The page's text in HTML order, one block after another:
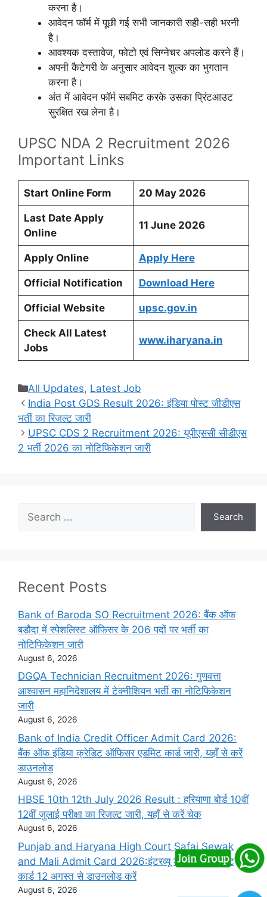
करना है।
आवेदन फॉर्म में पूछी गई सभी जानकारी सही-सही भरनी
है।
आवश्यक दस्तावेज, फोटो एवं सिग्नेचर अपलोड करने हैं।
अपनी कैटेगरी के अनुसार आवेदन शुल्क का भुगतान
करना है।
अंत में आवेदन फॉर्म सबमिट करके उसका प्रिंटआउट
सुरक्षित रख लेना है।
UPSC NDA 2 Recruitment 2026
Important Links
Start Online Form 20 May 2026
Last Date Apply
Online
11 June 2026
Apply Online Apply Here
Official Notification Download Here
Official Website upsc.gov.in
Check All Latest
Jobs
www.iharyana.in
Categories
All Updates, Latest Job
India Post GDS Result 2026: इंडिया पोस्ट जीडीएस
भर्ती का रिजल्ट जारी
UPSC CDS 2 Recruitment 2026: यूपीएससी सीडीएस
2 भर्ती 2026 का नोटिफिकेशन जारी
Search
Recent Posts
Bank of Baroda SO Recruitment 2026: बैंक ऑफ
बड़ौदा में स्पेशलिस्ट ऑफिसर के 206 पदों पर भर्ती का
नोटिफिकेशन जारी
August 6, 2026
DGQA Technician Recruitment 2026: गुणवत्ता
आश्वासन महानिदेशालय में टेक्नीशियन भर्ती का नोटिफिकेशन
जारी
August 6, 2026
Bank of India Credit Officer Admit Card 2026:
बैंक ऑफ इंडिया क्रेडिट ऑफिसर एडमिट कार्ड जारी, यहाँ से करें
डाउनलोड
August 6, 2026
HBSE 10th 12th July 2026 Result : हरियाणा बोर्ड 10वीं
12वीं जुलाई परीक्षा का रिजल्ट जारी, यहाँ से करें चेक
August 6, 2026
Punjab and Haryana High Court Safai Sewak
and Mali Admit Card 2026:इंटरव्यू डेट जारी, एडमिट
कार्ड 12 अगस्त से डाउनलोड करें
August 6, 2026